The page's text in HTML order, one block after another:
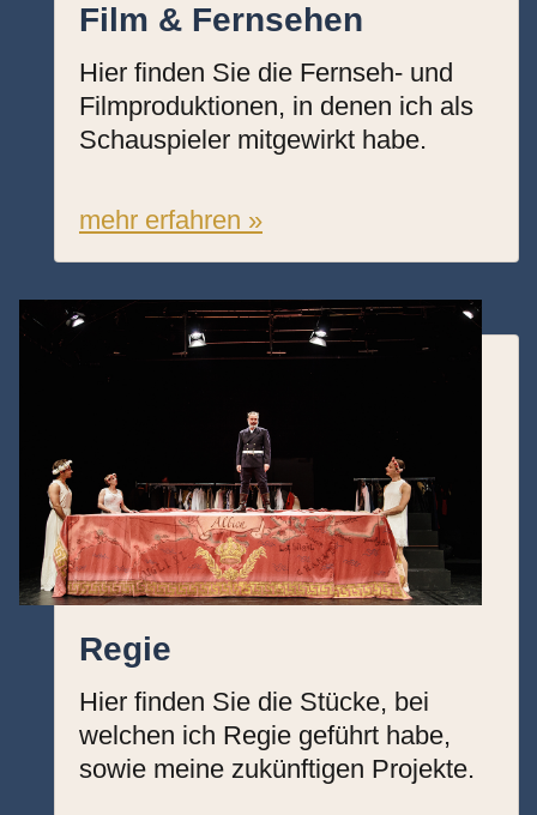
Film & Fernsehen
Hier finden Sie die Fernseh- und
Filmproduktionen, in denen ich als
Schauspieler mitgewirkt habe.
mehr erfahren »
Regie
Hier finden Sie die Stücke, bei
welchen ich Regie geführt habe,
sowie meine zukünftigen Projekte.